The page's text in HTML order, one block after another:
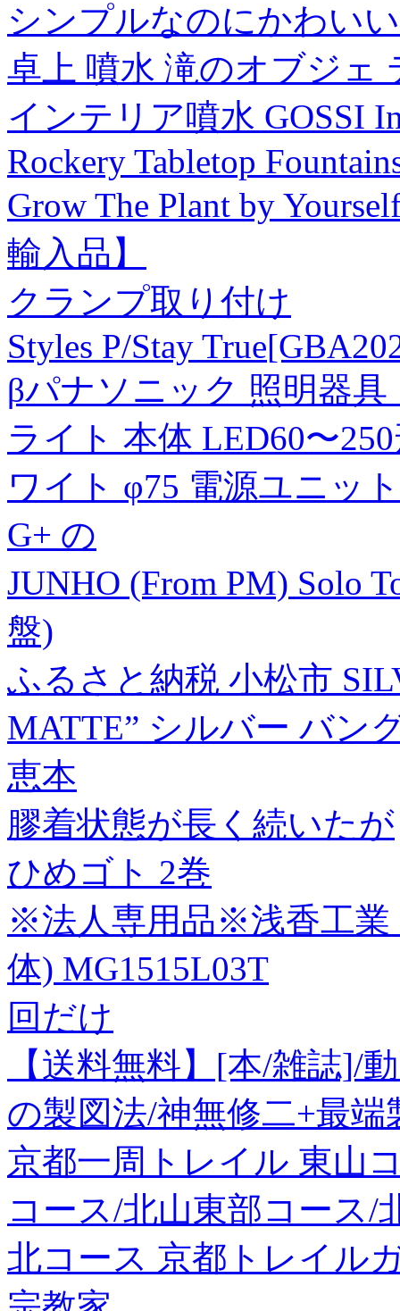
シンプルなのにかわいい
卓上 噴水 滝のオブジェ
インテリア噴水 GOSSI
Rockery Tabletop
Grow The Plant by
輸入品】
クランプ取り付け
Styles P/Stay True
βパナソニック 照明器具
ライト 本体 LED60〜
ワイト φ75 電源ユニッ
G+ の
JUNHO (From PM) Solo
盤)
ふるさと納税 小松市
MATTE” シルバー バン
恵本
膠着状態が長く続いたが
ひめゴト 2巻
※法人専用品※浅香工業
体) MG1515L03T
回だけ
【送料無料】[本/雑誌]/
の製図法/神無修二+最端
京都一周トレイル 東山
コース/北山東部コース/
北コース 京都トレイル